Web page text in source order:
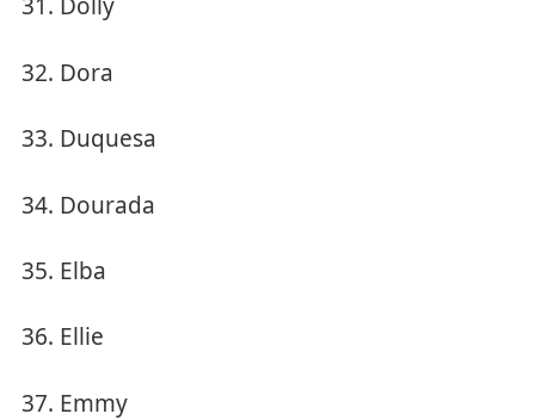
Dolly
Dora
Duquesa
Dourada
Elba
Ellie
Emmy